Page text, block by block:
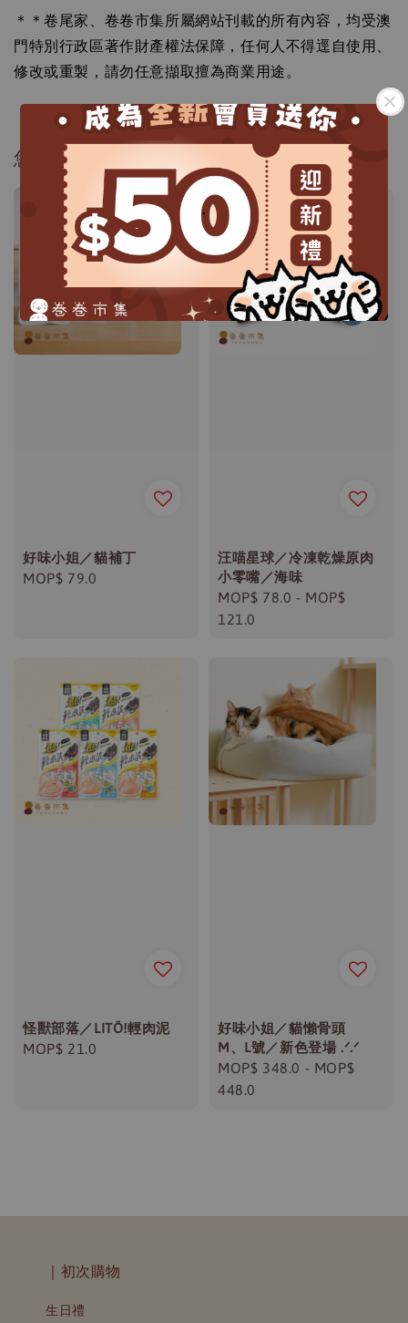
.
＊＊卷尾家、卷卷市集所屬網站刊載的所有內容，均受澳
門特別行政區著作財產權法保障，任何人不得逕自使用、
修改或重製，請勿任意擷取擅為商業用途。
您可能還喜歡...
好味小姐／貓補丁
Regular
MOP$ 79.0
汪喵星球／冷凍乾燥原肉
小零嘴／海味
Regular
price
MOP$ 78.0 - MOP$
121.0
怪獸部落／LITÖ!輕肉泥
Regular
MOP$ 21.0
好味小姐／貓懶骨頭
M、L號／新色登場 .ᐟ.ᐟ
Regular
price
MOP$ 348.0 - MOP$
448.0
｜初次購物
生日禮